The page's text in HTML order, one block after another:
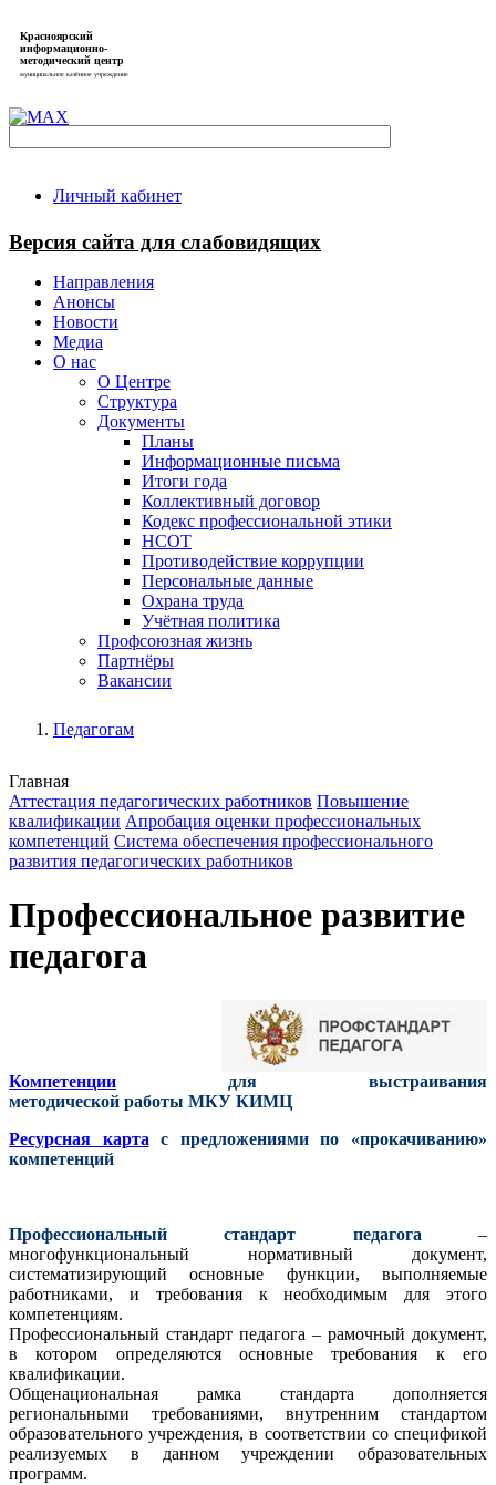
Красноярский
информационно-
методический центр
муниципальное казённое учреждение
Личный кабинет
Версия сайта для слабовидящих
Направления
Анонсы
Новости
Медиа
О нас
О Центре
Структура
Документы
Планы
Информационные письма
Итоги года
Коллективный договор
Кодекс профессиональной этики
НСОТ
Противодействие коррупции
Персональные данные
Охрана труда
Учётная политика
Профсоюзная жизнь
Партнёры
Вакансии
Педагогам
Главная
Аттестация педагогических работников Повышение
квалификации Апробация оценки профессиональных
компетенций Система обеспечения профессионального
развития педагогических работников
Профессиональное развитие
педагога
Компетенции для выстраивания
методической работы МКУ КИМЦ
Ресурсная картас предложениями по «прокачиванию»
компетенций
Профессиональный стандарт педагога –
многофункциональный нормативный документ,
систематизирующий основные функции, выполняемые
работниками, и требования к необходимым для этого
компетенциям.
Профессиональный стандарт педагога – рамочный документ,
в котором определяются основные требования к его
квалификации.
Общенациональная рамка стандарта дополняется
региональными требованиями, внутренним стандартом
образовательного учреждения, в соответствии со спецификой
реализуемых в данном учреждении образовательных
программ.